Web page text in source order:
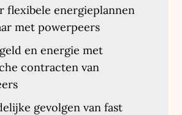
flexibele energieplannen
met powerpeers
en energie met
contracten van
gevolgen van fast